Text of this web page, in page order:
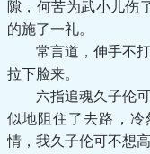
隙，何苦为武小儿伤
的施了一礼。
常言道，伸手不打
拉下脸来。
六指追魂久子伦可
似地阻住了去路，冷
情，我久子伦可不想